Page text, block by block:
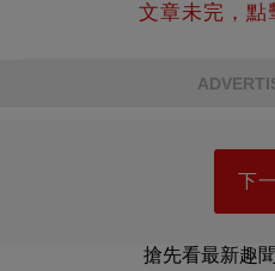
文章未完，點
下
搶先看最新趣